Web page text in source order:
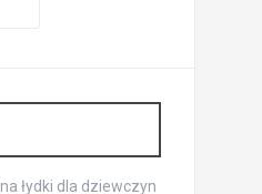
łydki dla dziewczyn